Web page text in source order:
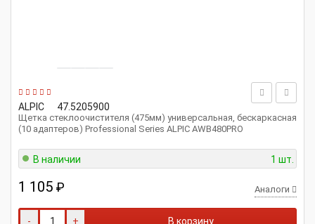
ALPIC 47.5205900
Щетка стеклоочистителя (475мм) универсальная, бескаркасная
(10 адаптеров) Professional Series ALPIC AWB480PRO
В наличии 1 шт.
1 105 ₽ Аналоги
- + В корзину